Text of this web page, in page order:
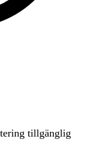
tillgänglig